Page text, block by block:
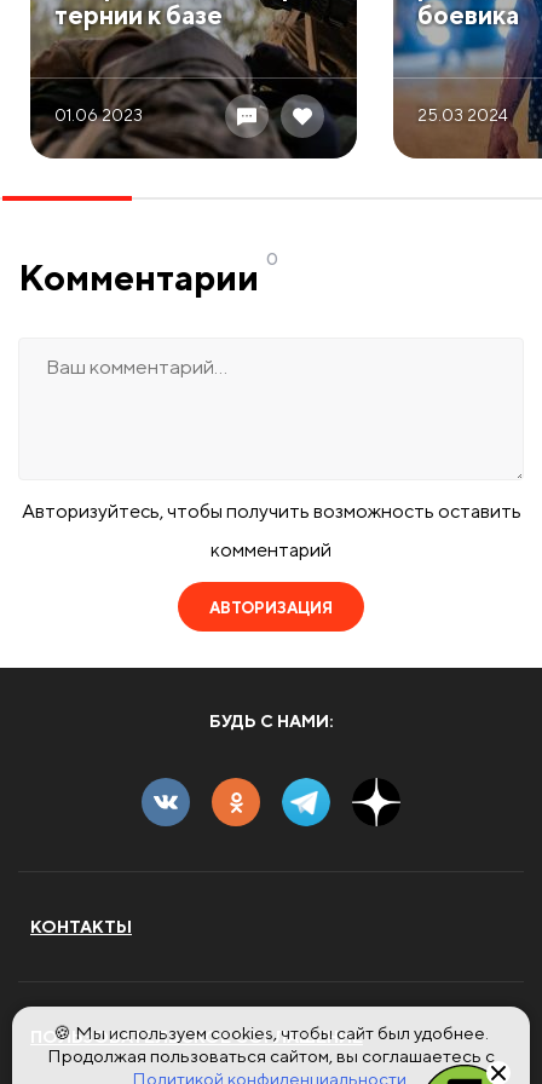
тернии к базе
01.06 2023
боевика
25.03 2024
Комментарии 0
Авторизуйтесь, чтобы получить возможность оставить
комментарий
АВТОРИЗАЦИЯ
БУДЬ С НАМИ:
КОНТАКТЫ
ПОЛЬЗОВАТЕЛЬСКОЕ СОГЛАШЕНИЕ
🍪 Мы используем cookies, чтобы сайт был удобнее.
Продолжая пользоваться сайтом, вы соглашаетесь с
Политикой конфиденциальности.